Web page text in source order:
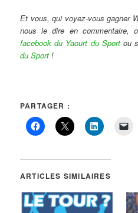
Et vous, qui voyez-vous gagner
nous le dire en commentaire,
facebook du Yaourt du Sportou
du Sport !
PARTAGER :
ARTICLES SIMILAIRES